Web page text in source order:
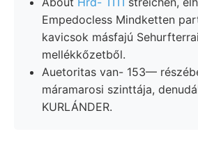
Empedocless Mindketten
kavicsok másfajú
mellékkőzetből.
Auetoritas van- 153—
máramarosi szinttája,
KURLÁNDER.